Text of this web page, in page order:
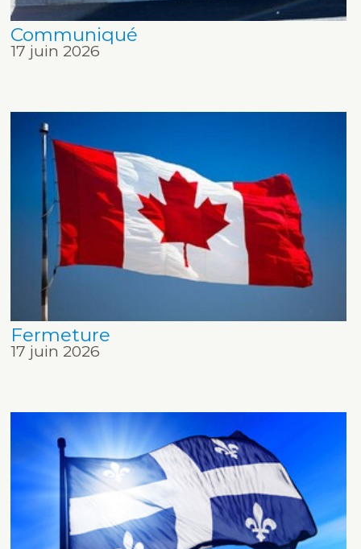
Communiqué
17 juin 2026
Fermeture
17 juin 2026